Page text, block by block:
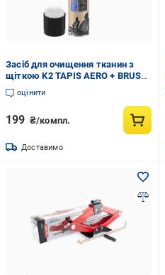
Засіб для очищення тканин з
щіткою K2 TAPIS AERO + BRUSH
600 мл (K20580)
оцінити
199 ₴/компл.
Доставимо